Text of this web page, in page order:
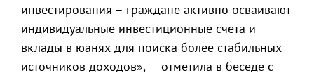
инвестирования – граждане активно осваивают
индивидуальные инвестиционные счета и
вклады в юанях для поиска более стабильных
источников доходов», — отметила в беседе с